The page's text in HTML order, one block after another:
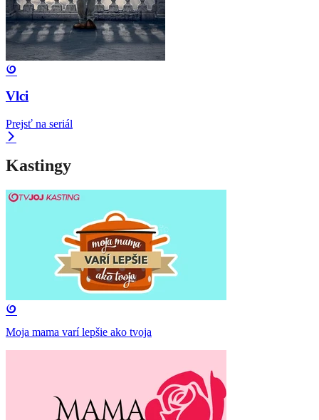
Vlci
Prejsť na seriál
Kastingy
Moja mama varí lepšie ako tvoja